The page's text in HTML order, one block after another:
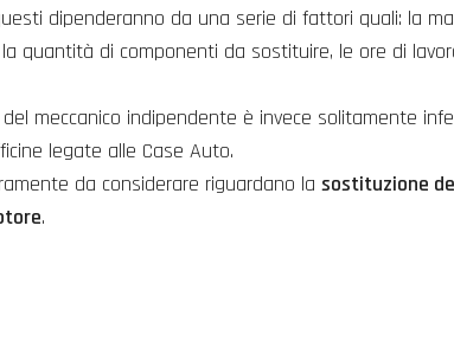
dipenderanno da una serie di fattori quali: la
quantità di componenti da sostituire, le ore di
meccanico indipendente è invece solitamente
legate alle Case Auto.
da considerare riguardano la sostituzione
.